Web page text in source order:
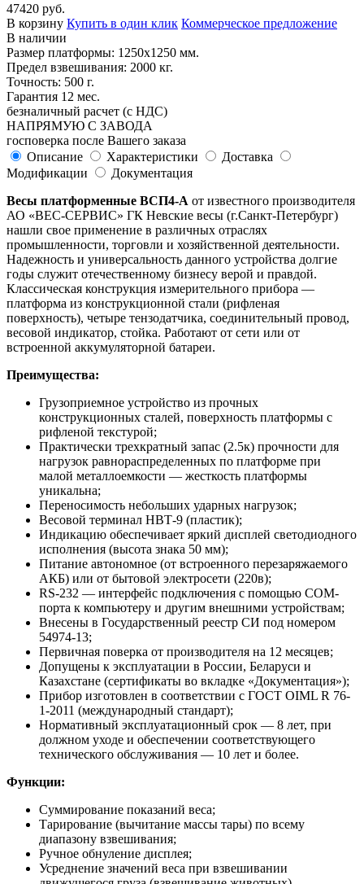
47420 руб.
В корзину Купить в один клик Коммерческое предложение
В наличии
Размер платформы: 1250х1250 мм.
Предел взвешивания: 2000 кг.
Точность: 500 г.
Гарантия 12 мес.
безналичный расчет (с НДС)
НАПРЯМУЮ С ЗАВОДА
госповерка после Вашего заказа
Описание
Характеристики
Доставка
Модификации
Документация
Весы платформенные ВСП4-А от известного производителя
АО «ВЕС-СЕРВИС» ГК Невские весы (г.Санкт-Петербург)
нашли свое применение в различных отраслях
промышленности, торговли и хозяйственной деятельности.
Надежность и универсальность данного устройства долгие
годы служит отечественному бизнесу верой и правдой.
Классическая конструкция измерительного прибора —
платформа из конструкционной стали (рифленая
поверхность), четыре тензодатчика, соединительный провод,
весовой индикатор, стойка. Работают от сети или от
встроенной аккумуляторной батареи.
Преимущества:
Грузоприемное устройство из прочных
конструкционных сталей, поверхность платформы с
рифленой текстурой;
Практически трехкратный запас (2.5к) прочности для
нагрузок равнораспределенных по платформе при
малой металлоемкости — жесткость платформы
уникальна;
Переносимость небольших ударных нагрузок;
Весовой терминал НВТ-9 (пластик);
Индикацию обеспечивает яркий дисплей светодиодного
исполнения (высота знака 50 мм);
Питание автономное (от встроенного перезаряжаемого
АКБ) или от бытовой электросети (220в);
RS-232 — интерфейс подключения с помощью COM-
порта к компьютеру и другим внешними устройствам;
Внесены в Государственный реестр СИ под номером
54974-13;
Первичная поверка от производителя на 12 месяцев;
Допущены к эксплуатации в России, Беларуси и
Казахстане (сертификаты во вкладке «Документация»);
Прибор изготовлен в соответствии с ГОСТ OIML R 76-
1-2011 (международный стандарт);
Нормативный эксплуатационный срок — 8 лет, при
должном уходе и обеспечении соответствующего
технического обслуживания — 10 лет и более.
Функции:
Суммирование показаний веса;
Тарирование (вычитание массы тары) по всему
диапазону взвешивания;
Ручное обнуление дисплея;
Усреднение значений веса при взвешивании